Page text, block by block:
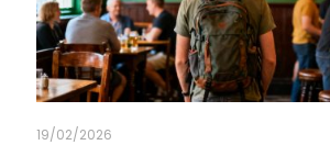
19/02/2026